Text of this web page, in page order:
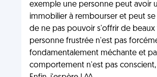
exemple une personne peut avoir
immobilier à rembourser et peut se
de ne pas pouvoir s'offrir de beaux
personne frustrée n'est pas
fondamentalement méchante et
comportement n'est pas conscient,